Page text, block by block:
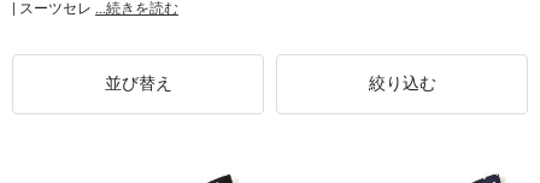
| スーツセレ
...続きを読む
並び替え 絞り込む